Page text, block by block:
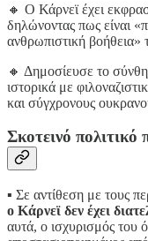
🔸 Ο Κάρνεϊ έχει
δηλώνοντας πως είναι
ανθρωπιστική
🔸 Δημοσίευσε το
ιστορικά με
και σύγχρονους
Σκοτεινό πολιτικό
▪️ Σε αντίθεση με τους
ο Κάρνεϊ δεν έχει
αυτά, ο ισχυρισμός του